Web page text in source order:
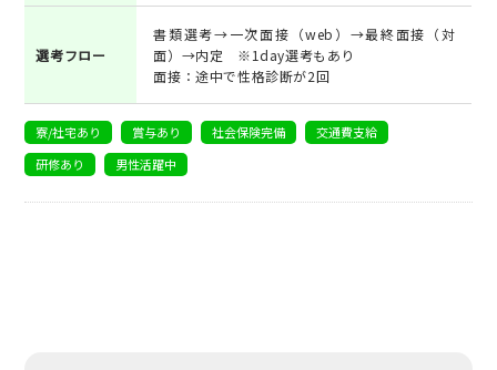
選考フロー
書類選考→一次面接（web）→最終面接（対
面）→内定 ※1day選考もあり
面接：途中で性格診断が2回
寮/社宅あり 賞与あり 社会保険完備
交通費支給
研修あり
男性活躍中